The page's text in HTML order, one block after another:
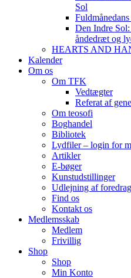
Sol
Den Indre
åndedræt og
HEARTS AND
Kalender
Om os
Om TFK
Vedtægter
Referat af
Om teosofi
Boghandel
Bibliotek
Lydfiler – login for
Artikler
E-bøger
Kunstudstillinger
Udlejning af
Find os
Kontakt os
Medlemsskab
Medlem
Frivillig
Shop
Shop
Min Konto